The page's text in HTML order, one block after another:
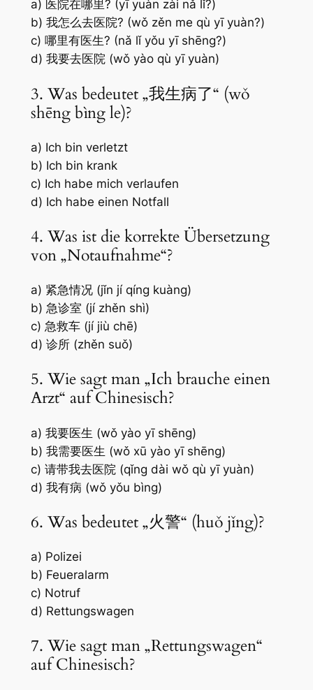
a) 医院在哪里? (yī yuàn zài nǎ lǐ?)
b) 我怎么去医院? (wǒ zěn me qù yī yuàn?)
c) 哪里有医生? (nǎ lǐ yǒu yī shēng?)
d) 我要去医院 (wǒ yào qù yī yuàn)
3. Was bedeutet „我生病了“ (wǒ
shēng bìng le)?
a) Ich bin verletzt
b) Ich bin krank
c) Ich habe mich verlaufen
d) Ich habe einen Notfall
4. Was ist die korrekte Übersetzung
von „Notaufnahme“?
a) 紧急情况 (jǐn jí qíng kuàng)
b) 急诊室 (jí zhěn shì)
c) 急救车 (jí jiù chē)
d) 诊所 (zhěn suǒ)
5. Wie sagt man „Ich brauche einen
Arzt“ auf Chinesisch?
a) 我要医生 (wǒ yào yī shēng)
b) 我需要医生 (wǒ xū yào yī shēng)
c) 请带我去医院 (qǐng dài wǒ qù yī yuàn)
d) 我有病 (wǒ yǒu bìng)
6. Was bedeutet „火警“ (huǒ jǐng)?
a) Polizei
b) Feueralarm
c) Notruf
d) Rettungswagen
7. Wie sagt man „Rettungswagen“
auf Chinesisch?